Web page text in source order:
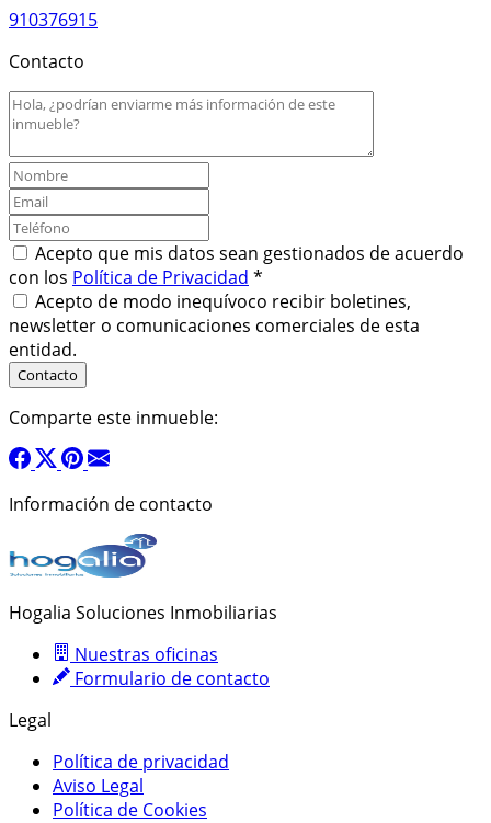
910376915
Contacto
Acepto que mis datos sean gestionados de acuerdo
con los Política de Privacidad *
Acepto de modo inequívoco recibir boletines,
newsletter o comunicaciones comerciales de esta
entidad.
Comparte este inmueble:
Información de contacto
Hogalia Soluciones Inmobiliarias
Nuestras oficinas
Formulario de contacto
Legal
Política de privacidad
Aviso Legal
Política de Cookies